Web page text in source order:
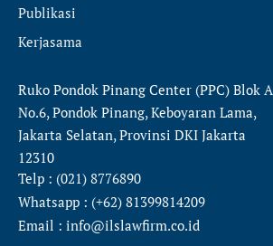
Publikasi
Kerjasama
Ruko Pondok Pinang Center (PPC) Blok A
No.6, Pondok Pinang, Keboyaran Lama,
Jakarta Selatan, Provinsi DKI Jakarta
12310
Telp : (021) 8776890
Whatsapp : (+62) 81399814209
Email : info@ilslawfirm.co.id